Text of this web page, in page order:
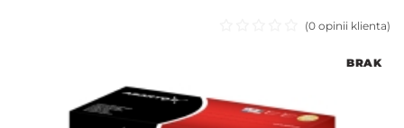
(0 opinii klienta)
BRAK